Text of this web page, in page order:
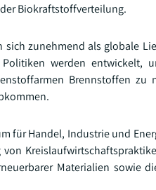
Biokraftstoffverteilung.
sich zunehmend als globale
werden
Brennstoffen zu
Handel, Industrie und
Materialien sowie